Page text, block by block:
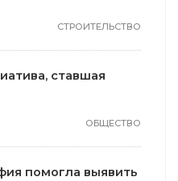
СТРОИТЕЛЬСТВО
ставшая
ОБЩЕСТВО
помогла выявить